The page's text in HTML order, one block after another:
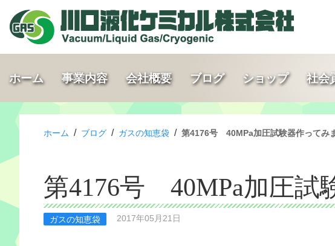
ホーム 事業内容 会社概要 ブログ ショップ 社会
ホーム / ブログ / ガスの知恵袋 / 第4176号 40MPa加圧試験器作ってみま
第4176号 40MPa加圧試
ガスの知恵袋 2017年05月21日